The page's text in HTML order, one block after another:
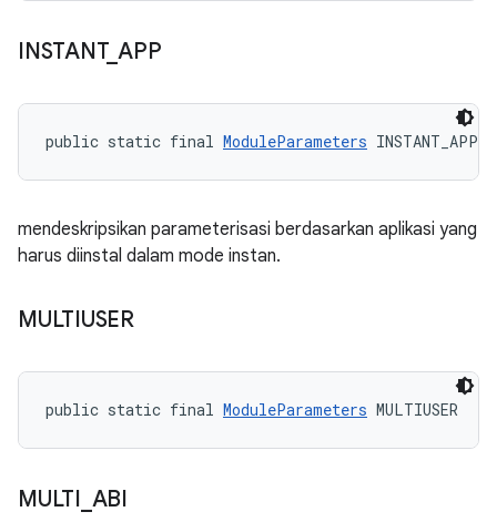
INSTANT_ APP
public static final ModuleParameters INSTANT_APP
mendeskripsikan parameterisasi berdasarkan aplikasi yang
harus diinstal dalam mode instan.
MULTIUSER
public static final ModuleParameters MULTIUSER
MULTI ABI